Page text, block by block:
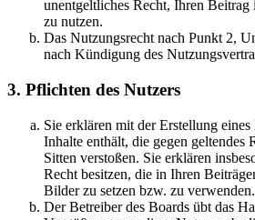
unentgeltliches Recht, Ihren Beitrag
zu nutzen.
Das Nutzungsrecht nach Punkt 2,
nach Kündigung des
3. Pflichten des Nutzers
Sie erklären mit der Erstellung eines
Inhalte enthält, die gegen geltendes
Sitten verstoßen. Sie erklären
Recht besitzen, die in Ihren
Bilder zu setzen bzw. zu verwenden.
Der Betreiber des Boards übt das